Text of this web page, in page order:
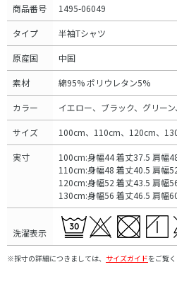
商品番号 1495-06049
タイプ 半袖Tシャツ
原産国 中国
素材 綿95% ポリウレタン5%
カラー イエロー、ブラック、グリー
サイズ 100cm、110cm、120cm、
実寸
100cm:身幅44 着丈37.5 肩幅
110cm:身幅48 着丈40.5 肩幅
120cm:身幅52 着丈43.5 肩幅
130cm:身幅56 着丈46.5 肩幅
洗濯表示
※採寸の詳細につきましては、 サイズガイドをご覧く